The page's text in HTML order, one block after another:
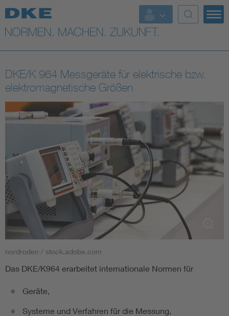
Top-Themen
VDE Fokusthemen
Digital Security
Energy
Industry
Living
Mobility
Smart Cities
DKE/K 964 Messgeräte für elektrische bzw.
elektromagnetische Größen
nordroden / stock.adobe.com
Das DKE/K964 erarbeitet internationale Normen für
Geräte,
Systeme und Verfahren für die Messung,